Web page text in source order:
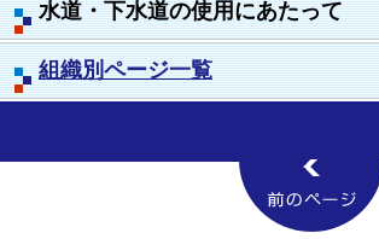
水道・下水道の使用にあたって
組織別ページ一覧